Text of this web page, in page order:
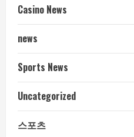
Casino News
news
Sports News
Uncategorized
스포츠